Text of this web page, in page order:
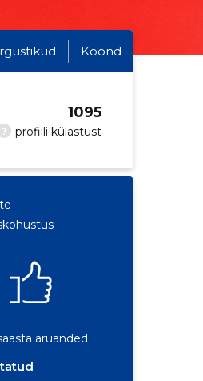
Koond
? profiili külastust
1095
aruanded